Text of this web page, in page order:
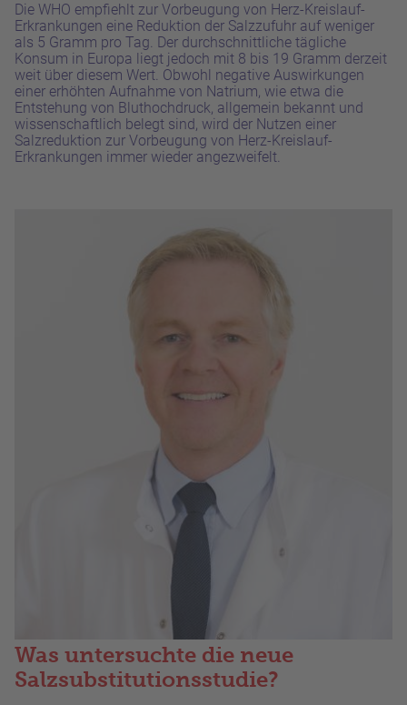
Die WHO empfiehlt zur Vorbeugung von Herz-Kreislauf-
Erkrankungen eine Reduktion der Salzzufuhr auf weniger
als 5 Gramm pro Tag. Der durchschnittliche tägliche
Konsum in Europa liegt jedoch mit 8 bis 19 Gramm derzeit
weit über diesem Wert. Obwohl negative Auswirkungen
einer erhöhten Aufnahme von Natrium, wie etwa die
Entstehung von Bluthochdruck, allgemein bekannt und
wissenschaftlich belegt sind, wird der Nutzen einer
Salzreduktion zur Vorbeugung von Herz-Kreislauf-
Erkrankungen immer wieder angezweifelt.
Was untersuchte die neue
Salzsubstitutionsstudie?